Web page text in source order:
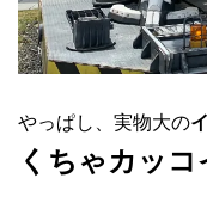
やっぱし、実物大の
くちゃカッコ